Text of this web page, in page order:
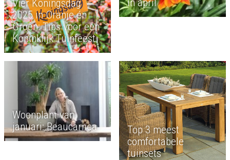
Vier Koningsdag
2025 in Oranje én
Groen: Tips voor een
Koninklijk Tuinfeest
in april
Woonplant van
januari: Beaucarnea
Top 3 meest
comfortabele
tuinsets